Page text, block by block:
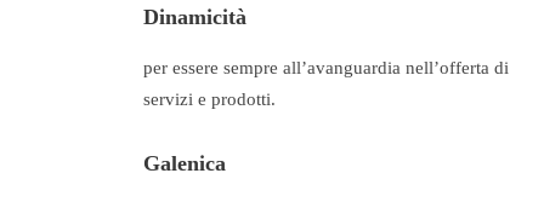
Dinamicità
per essere sempre all’avanguardia nell’offerta di
servizi e prodotti.
Galenica